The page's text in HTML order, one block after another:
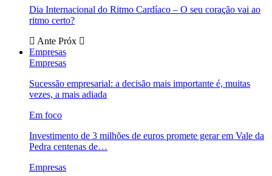
Dia Internacional do Ritmo Cardíaco – O seu coração vai ao
ritmo certo?
Ante Próx
Empresas
Empresas
Sucessão empresarial: a decisão mais importante é, muitas
vezes, a mais adiada
Em foco
Investimento de 3 milhões de euros promete gerar em Vale da
Pedra centenas de…
Empresas